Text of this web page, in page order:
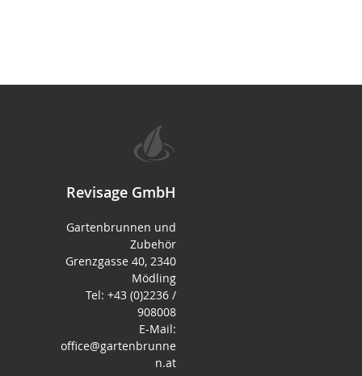
Revisage GmbH
Gartenbrunnen und
Zubehör
Grenzgasse 40, 2340
Mödling
Tel: +43 (0)2236 /
908008
E-Mail:
office@gartenbrunne
n.at